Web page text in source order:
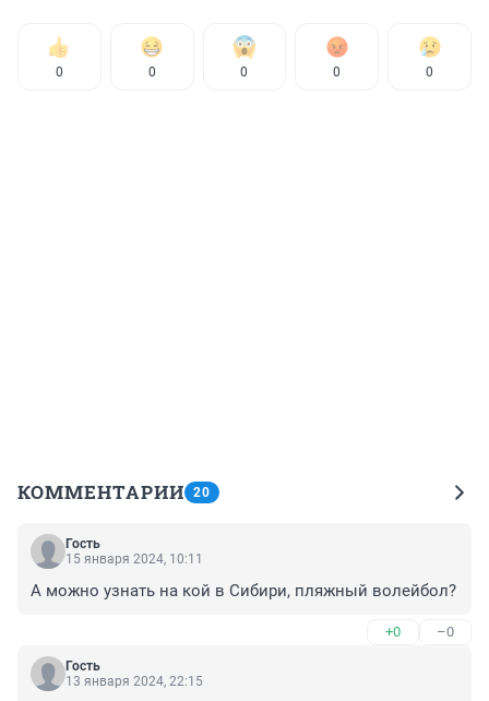
0 0 0 0 0
КОММЕНТАРИИ 20
Гость
15 января 2024, 10:11
А можно узнать на кой в Сибири, пляжный волейбол?
+0 –0
Гость
13 января 2024, 22:15